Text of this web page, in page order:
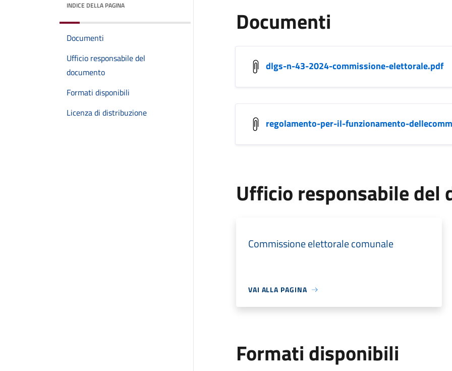
INDICE DELLA PAGINA
Documenti
Ufficio responsabile del
documento
Formati disponibili
Licenza di distribuzione
Documenti
dlgs-n-43-2024-commissione-elettorale.pdf
regolamento-per-il-funzionamento-
Ufficio responsabile del
Commissione elettorale comunale
VAI ALLA PAGINA
Formati disponibili